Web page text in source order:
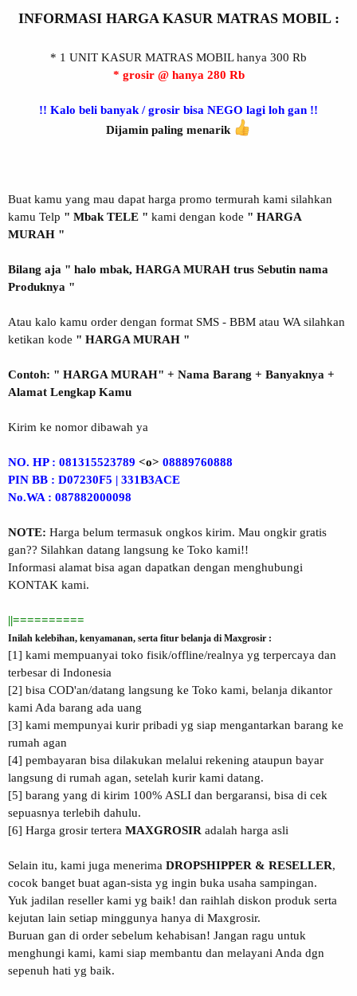
INFORMASI HARGA KASUR MATRAS MOBIL :
* 1 UNIT KASUR MATRAS MOBIL hanya 300 Rb
* grosir @ hanya 280 Rb
!! Kalo beli banyak / grosir bisa NEGO lagi loh gan !!
Dijamin paling menarik
Buat kamu yang mau dapat harga promo termurah kami silahkan
kamu Telp " Mbak TELE " kami dengan kode " HARGA
MURAH "
Bilang aja " halo mbak, HARGA MURAH trus Sebutin nama
Produknya "
Atau kalo kamu order dengan format SMS - BBM atau WA silahkan
ketikan kode " HARGA MURAH "
Contoh: " HARGA MURAH" + Nama Barang + Banyaknya +
Alamat Lengkap Kamu
Kirim ke nomor dibawah ya
NO. HP : 081315523789 <o> 08889760888
PIN BB : D07230F5 | 331B3ACE
No.WA : 087882000098
NOTE: Harga belum termasuk ongkos kirim. Mau ongkir gratis
gan?? Silahkan datang langsung ke Toko kami!!
Informasi alamat bisa agan dapatkan dengan menghubungi
KONTAK kami.
||==========
Inilah kelebihan, kenyamanan, serta fitur belanja di Maxgrosir :
[1] kami mempuanyai toko fisik/offline/realnya yg terpercaya dan
terbesar di Indonesia
[2] bisa COD'an/datang langsung ke Toko kami, belanja dikantor
kami Ada barang ada uang
[3] kami mempunyai kurir pribadi yg siap mengantarkan barang ke
rumah agan
[4] pembayaran bisa dilakukan melalui rekening ataupun bayar
langsung di rumah agan, setelah kurir kami datang.
[5] barang yang di kirim 100% ASLI dan bergaransi, bisa di cek
sepuasnya terlebih dahulu.
[6] Harga grosir tertera MAXGROSIR adalah harga asli
Selain itu, kami juga menerima DROPSHIPPER & RESELLER,
cocok banget buat agan-sista yg ingin buka usaha sampingan.
Yuk jadilan reseller kami yg baik! dan raihlah diskon produk serta
kejutan lain setiap minggunya hanya di Maxgrosir.
Buruan gan di order sebelum kehabisan! Jangan ragu untuk
menghungi kami, kami siap membantu dan melayani Anda dgn
sepenuh hati yg baik.